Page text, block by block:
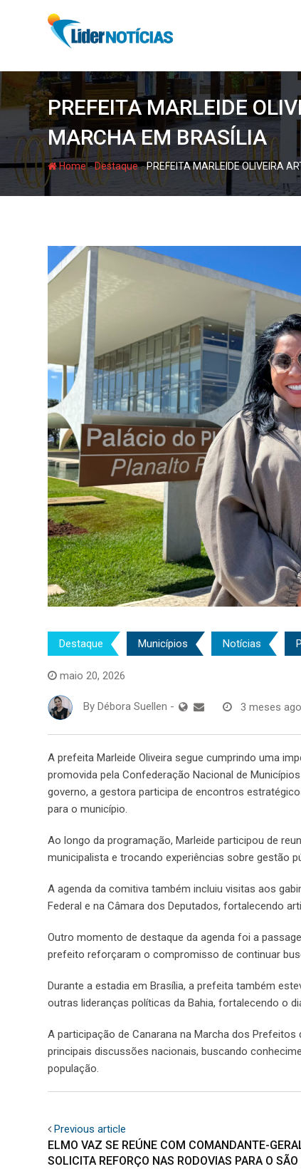
PREFEITA MARLEIDE
MARCHA EM BRASÍLIA
Home-Destaque-PREFEITA MARLEIDE OLIVEIRA
Destaque Municípios Notícias
maio 20, 2026
By Débora Suellen - 3 meses ago
A prefeita Marleide Oliveira segue cumprindo uma
promovida pela Confederação Nacional de
governo, a gestora participa de encontros
para o município.
Ao longo da programação, Marleide participou de
municipalista e trocando experiências sobre gestão
A agenda da comitiva também incluiu visitas aos
Federal e na Câmara dos Deputados, fortalecendo
Outro momento de destaque da agenda foi a
prefeito reforçaram o compromisso de continuar
Durante a estadia em Brasília, a prefeita também
outras lideranças políticas da Bahia, fortalecendo o
A participação de Canarana na Marcha dos
principais discussões nacionais, buscando
população.
Previous article
ELMO VAZ SE REÚNE COM COMANDANTE-
SOLICITA REFORÇO NAS RODOVIAS PARA O